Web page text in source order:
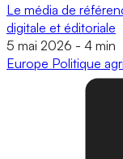
Le média de
digitale et éditoriale
5 mai 2026 - 4 min
Europe Politique